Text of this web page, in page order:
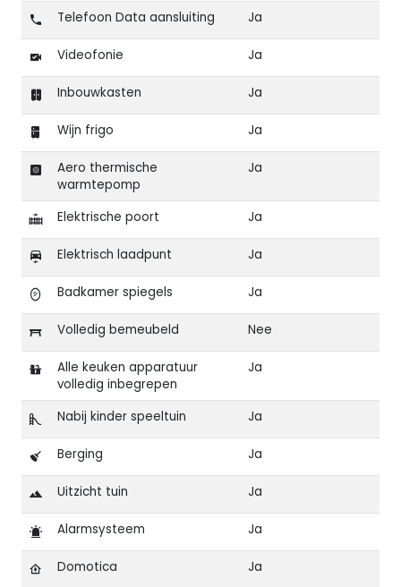
Telefoon Data aansluiting Ja
Videofonie Ja
Inbouwkasten Ja
Wijn frigo Ja
Aero thermische
warmtepomp
Ja
Elektrische poort Ja
Elektrisch laadpunt Ja
Badkamer spiegels Ja
Volledig bemeubeld Nee
Alle keuken apparatuur
volledig inbegrepen
Ja
Nabij kinder speeltuin Ja
Berging Ja
Uitzicht tuin Ja
Alarmsysteem Ja
Domotica Ja